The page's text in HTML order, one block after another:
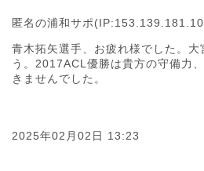
匿名の浦和サポ
青木拓矢選手、お疲れ様でした。
う。2017ACL優勝は貴方の守備力
きませんでした。
2025年02月02日 13:23